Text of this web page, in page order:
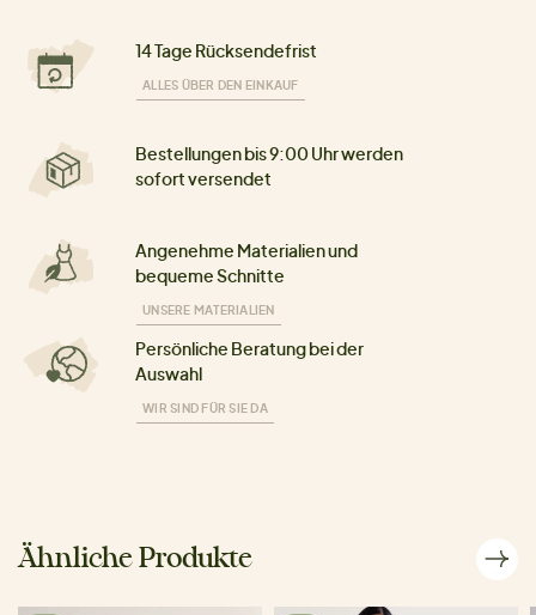
14 Tage Rücksendefrist
ALLES ÜBER DEN EINKAUF
Bestellungen bis 9:00 Uhr werden
sofort versendet
Angenehme Materialien und
bequeme Schnitte
UNSERE MATERIALIEN
Persönliche Beratung bei der
Auswahl
WIR SIND FÜR SIE DA
Ähnliche Produkte